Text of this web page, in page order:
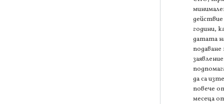
години,
датата
подаване
да са
повече
месеца